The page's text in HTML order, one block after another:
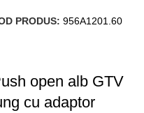
PRODUS: 956A1201.60
open alb GTV
cu adaptor